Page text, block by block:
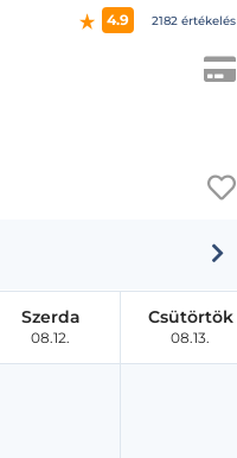
4.9 2182 értékelés
Szerda
08.12.
Csütörtök
08.13.